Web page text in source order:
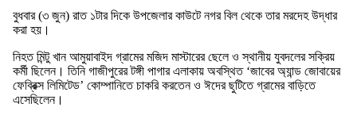
বুধবার (৩ জুন) রাত ১টার দিকে উপজেলার কাউটে নগর বিল থেকে তার মরদেহ উদ্ধার
করা হয়।
নিহত মিন্টু খান আমুয়াবাইদ গ্রামের মজিদ মাস্টারের ছেলে ও স্থানীয় যুবদলের সক্রিয়
কর্মী ছিলেন। তিনি গাজীপুরের টঙ্গী পাগার এলাকায় অবস্থিত ‘জাবের অ্যান্ড জোবায়ের
ফেব্রিক্স লিমিটেড’ কোম্পানিতে চাকরি করতেন ও ঈদের ছুটিতে গ্রামের বাড়িতে
এসেছিলেন।